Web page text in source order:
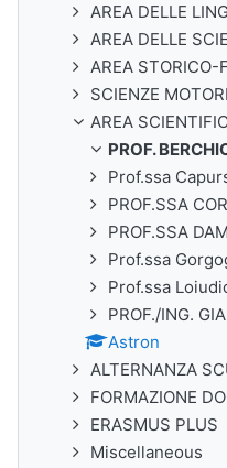
AREA DELLE
AREA DELLE
AREA STORICO-
SCIENZE
AREA
PROF.
Prof.ssa
PROF.SSA
PROF.SSA
Prof.ssa
Prof.ssa
PROF./ING.
Astron
ALTERNANZA
FORMAZIONE
ERASMUS PLUS
Miscellaneous